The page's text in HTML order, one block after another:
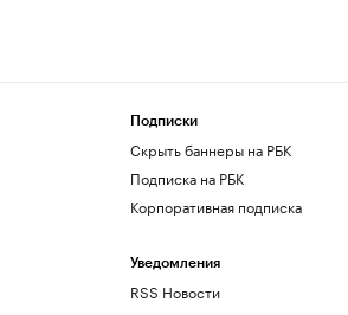
Подписки
Скрыть баннеры на РБК
Подписка на РБК
Корпоративная подписка
Уведомления
RSS Новости